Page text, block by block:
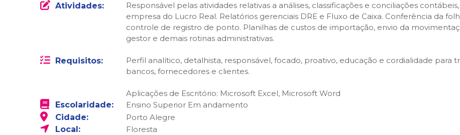
Atividades:
Responsável pelas atividades relativas a análises, classificações e conciliações
empresa do Lucro Real. Relatórios gerenciais DRE e Fluxo de Caixa. Conferência da
controle de registro de ponto. Planilhas de custos de importação, envio da
gestor e demais rotinas administrativas.
Requisitos:
Perfil analítico, detalhista, responsável, focado, proativo, educação e cordialidade
bancos, fornecedores e clientes.
Aplicações de Escritório: Microsoft Excel, Microsoft Word
Escolaridade:
Ensino Superior Em andamento
Cidade:
Porto Alegre
Local:
Floresta